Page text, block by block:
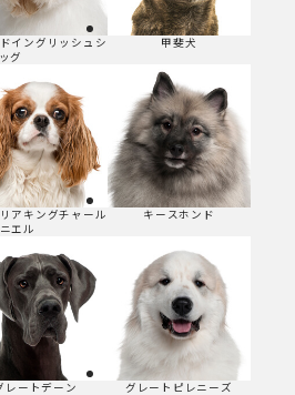
イングリッシュシ
グ
甲斐犬
アキングチャール
エル
キースホンド
レートデーン グレートピレニーズ